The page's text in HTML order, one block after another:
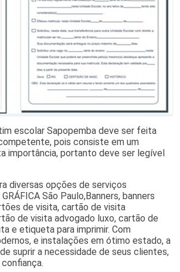
escolar Sapopemba deve ser feita
pois consiste em um
importância, portanto deve ser legível
diversas opções de serviços
São Paulo,Banners, banners
de visita, cartão de visita
de visita advogado luxo, cartão de
e etiqueta para imprimir. Com
e instalações em ótimo estado, a
suprir a necessidade de seus clientes,